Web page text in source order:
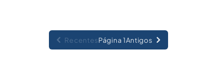
RecentesPágina 1Antigos